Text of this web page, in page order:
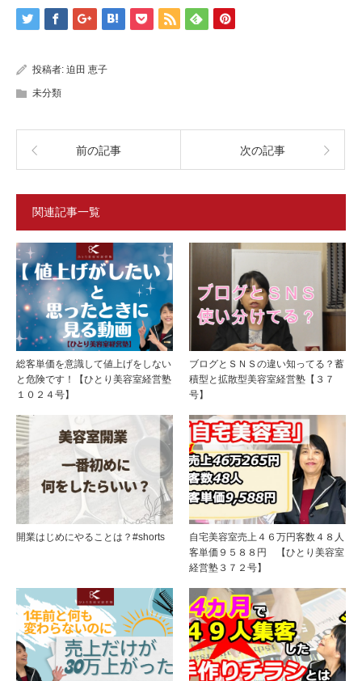
投稿者: 迫田 恵子
未分類
前の記事 次の記事
関連記事一覧
総客単価を意識して値上げをしない
と危険です！【ひとり美容室経営塾
１０２４号】
ブログとＳＮＳの違い知ってる？蓄
積型と拡散型美容室経営塾【３７
号】
開業はじめにやることは？#shorts
自宅美容室売上４６万円客数４８人
客単価９５８８円 【ひとり美容室
経営塾３７２号】